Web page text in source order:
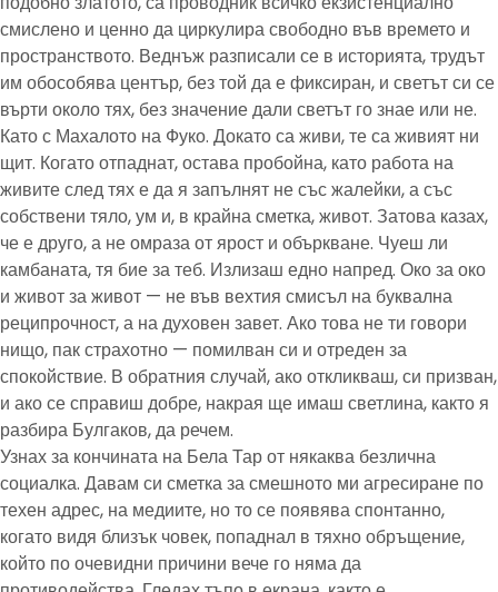
смислено и ценно да циркулира свободно във времето и
пространството. Веднъж разписали се в историята, трудът
им обособява център, без той да е фиксиран, и светът си се
върти около тях, без значение дали светът го знае или не.
Като с Махалото на Фуко. Докато са живи, те са живият ни
щит. Когато отпаднат, остава пробойна, като работа на
живите след тях е да я запълнят не със жалейки, а със
собствени тяло, ум и, в крайна сметка, живот. Затова казах,
че е друго, а не омраза от ярост и объркване. Чуеш ли
камбаната, тя бие за теб. Излизаш едно напред. Око за око
и живот за живот — не във вехтия смисъл на буквална
реципрочност, а на духовен завет. Ако това не ти говори
нищо, пак страхотно — помилван си и отреден за
спокойствие. В обратния случай, ако откликваш, си призван,
и ако се справиш добре, накрая ще имаш светлина, както я
разбира Булгаков, да речем.
Узнах за кончината на Бела Тар от някаква безлична
социалка. Давам си сметка за смешното ми агресиране по
техен адрес, на медиите, но то се появява спонтанно,
когато видя близък човек, попаднал в тяхно обръщение,
който по очевидни причини вече го няма да